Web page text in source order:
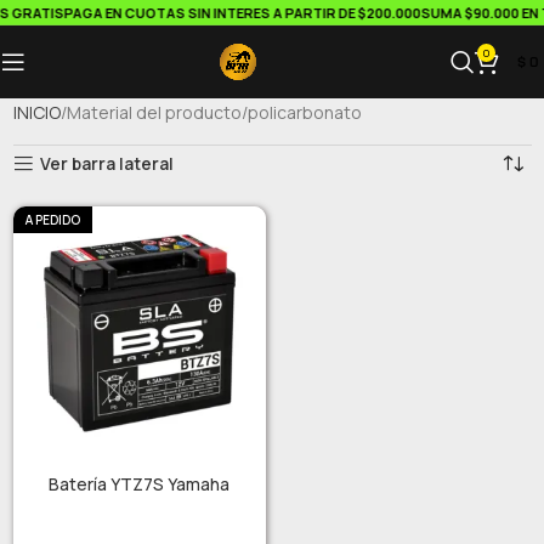
GRATISPAGA EN CUOTAS SIN INTERES A PARTIR DE $200.000SUMA $90.000 EN
0
INICIO Material del producto policarbonato
Ver barra lateral
A PEDIDO
Batería YTZ7S Yamaha